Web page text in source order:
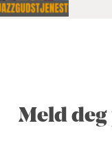
Meld